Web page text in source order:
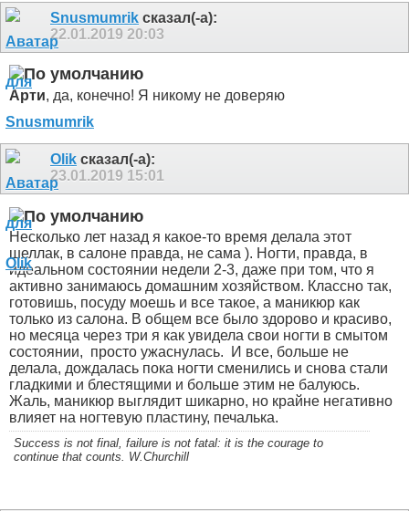
Snusmumrik сказал(-а):
22.01.2019 20:03
Арти, да, конечно! Я никому не доверяю
Olik сказал(-а):
23.01.2019 15:01
Несколько лет назад я какое-то время делала этот
шеллак, в салоне правда, не сама ). Ногти, правда, в
идеальном состоянии недели 2-3, даже при том, что я
активно занимаюсь домашним хозяйством. Классно так,
готовишь, посуду моешь и все такое, а маникюр как
только из салона. В общем все было здорово и красиво,
но месяца через три я как увидела свои ногти в смытом
состоянии, просто ужаснулась.
И все, больше не
делала, дождалась пока ногти сменились и снова стали
гладкими и блестящими и больше этим не балуюсь.
Жаль, маникюр выглядит шикарно, но крайне негативно
влияет на ногтевую пластину, печалька.
Success is not final, failure is not fatal: it is the courage to
continue that counts. W.Churchill